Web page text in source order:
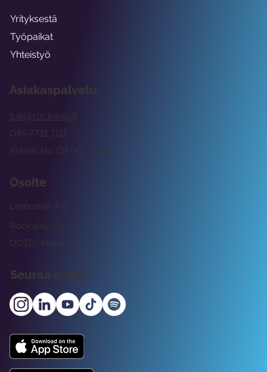
Asiakaspalvelu
tuki@rockway.fi
Arkisin klo 09:00 -15:00
045 7731 1111
Osoite
Rockway Oy
Lemuntie 3-5
00510 Helsinki
Seuraa meitä
Yrityksestä
Työpaikat
Yhteistyö